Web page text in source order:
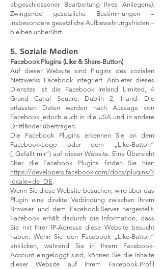
abgeschlossener Bearbeitung Ihres Anliegens).
Zwingende gesetzliche Bestimmungen –
insbesondere gesetzliche Aufbewahrungsfristen –
bleiben unberührt.
5. Soziale Medien
Facebook Plugins (Like & Share-Button)
Auf dieser Website sind Plugins des sozialen
Netzwerks Facebook integriert. Anbieter dieses
Dienstes ist die Facebook Ireland Limited, 4
Grand Canal Square, Dublin 2, Irland. Die
erfassten Daten werden nach Aussage von
Facebook jedoch auch in die USA und in andere
Drittländer übertragen.
Die Facebook Plugins erkennen Sie an dem
Facebook-Logo oder dem „Like-Button“
(„Gefällt mir“) auf dieser Website. Eine Übersicht
über die Facebook Plugins finden Sie hier:
https://developers.facebook.com/docs/plugins/?
locale=de_DE.
Wenn Sie diese Website besuchen, wird über das
Plugin eine direkte Verbindung zwischen Ihrem
Browser und dem Facebook-Server hergestellt.
Facebook erhält dadurch die Information, dass
Sie mit Ihrer IP-Adresse diese Website besucht
haben. Wenn Sie den Facebook „Like-Button“
anklicken, während Sie in Ihrem Facebook-
Account eingeloggt sind, können Sie die Inhalte
dieser Website auf Ihrem Facebook-Profil